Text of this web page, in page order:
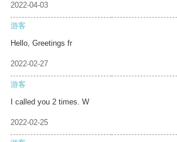
2022-04-03
游客
Hello, Greetings fr
2022-02-27
游客
I called you 2 times. W
2022-02-25